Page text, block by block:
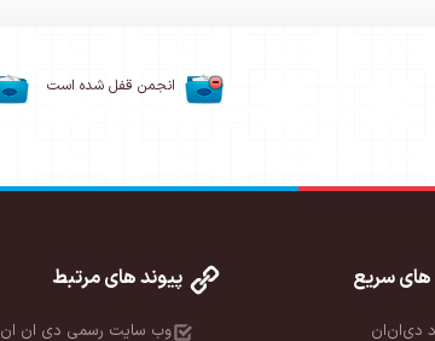
انجمن قفل شده است
های سریع
دی‌ان‌ان
پیوند های مرتبط
وب سایت رسمی دی ان ان